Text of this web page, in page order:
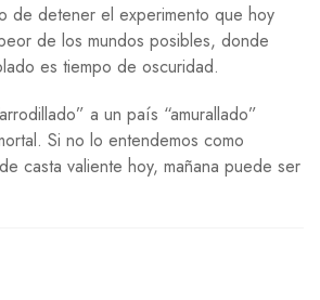
de detener el experimento que hoy
de los mundos posibles, donde
es tiempo de oscuridad.
a un país “amurallado”
Si no lo entendemos como
casta valiente hoy, mañana puede ser